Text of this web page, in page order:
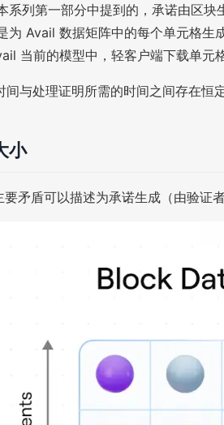
系列第一部分中提到的，承诺由区块
为 Avail 数据矩阵中的每个单元格生
当前的模型中，轻客户端下载单元
间与处理证明所需的时间之间存在
小
矛盾可以描述为承诺生成（由验证